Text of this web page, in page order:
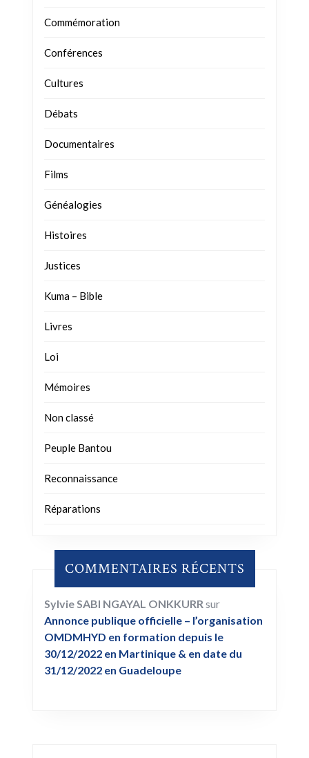
Commémoration
Conférences
Cultures
Débats
Documentaires
Films
Généalogies
Histoires
Justices
Kuma – Bible
Livres
Loi
Mémoires
Non classé
Peuple Bantou
Reconnaissance
Réparations
COMMENTAIRES RÉCENTS
Sylvie SABI NGAYAL ONKKURR sur
Annonce publique officielle – l’organisation
OMDMHYD en formation depuis le
30/12/2022 en Martinique & en date du
31/12/2022 en Guadeloupe